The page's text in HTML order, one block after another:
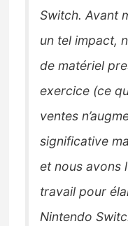
Switch. Avant
un tel impact,
de matériel
exercice (ce
ventes
significative
et nous avons
travail pour
Nintendo